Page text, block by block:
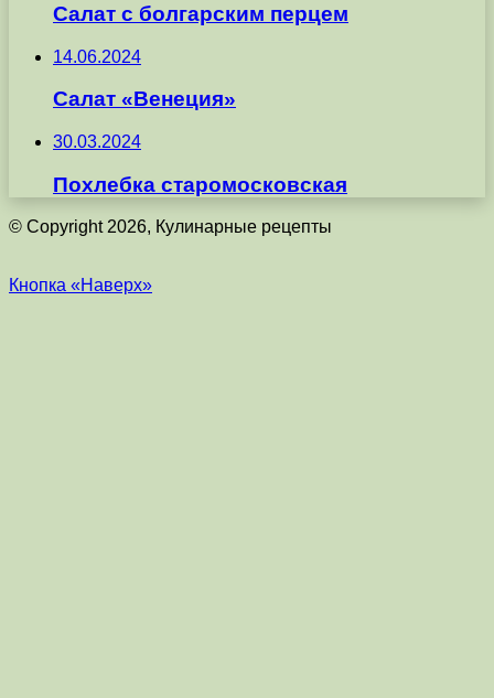
Салат с болгарским перцем
14.06.2024
Салат «Венеция»
30.03.2024
Похлебка старомосковская
© Copyright 2026, Кулинарные рецепты
Кнопка «Наверх»